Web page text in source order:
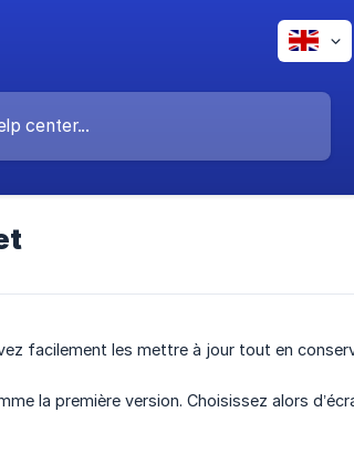
facilement les mettre à jour tout en
la première version. Choisissez alors